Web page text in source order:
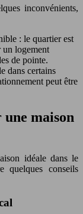
inconvénients,
: le quartier est
un logement
de pointe.
dans certains
peut être
maison
idéale dans le
quelques conseils